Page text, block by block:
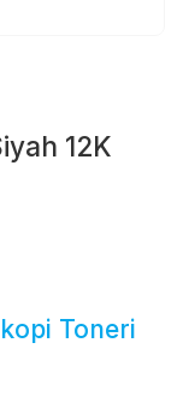
12K
Toneri